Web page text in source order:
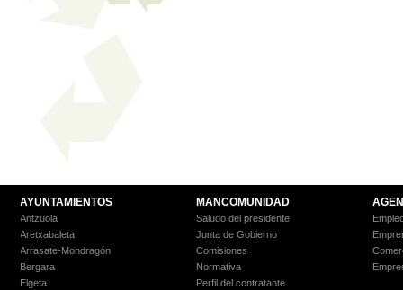
AYUNTAMIENTOS
Antzuola
Aretxabaleta
Arrasate-Mondragón
Bergara
Elgeta
MANCOMUNIDAD
Saludo del presidente
Junta de Gobierno
Comisiones
Normativa
Perfil del contratante